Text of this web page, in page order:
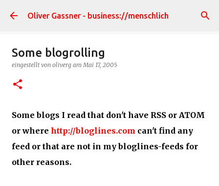
Direkt zum Hauptbereich
Oliver Gassner - business://menschlich
Some blogrolling
eingestellt von oliverg amMai 17, 2005
Some blogs I read that don't have RSS or ATOM
or where http://bloglines.com can't find any
feed or that are not in my bloglines-feeds for
other reasons.